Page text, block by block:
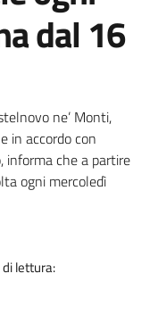
dal 16
ne’ Monti,
in accordo con
informa che a partire
ogni mercoledì
lettura: